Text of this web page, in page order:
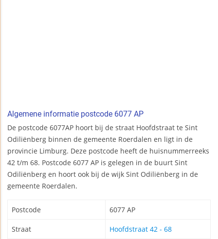
Algemene informatie postcode 6077 AP
De postcode 6077AP hoort bij de straat Hoofdstraat te Sint
Odiliënberg binnen de gemeente Roerdalen en ligt in de
provincie Limburg. Deze postcode heeft de huisnummerreeks
42 t/m 68. Postcode 6077 AP is gelegen in de buurt Sint
Odiliënberg en hoort ook bij de wijk Sint Odiliënberg in de
gemeente Roerdalen.
Postcode 6077 AP
Straat Hoofdstraat 42 - 68